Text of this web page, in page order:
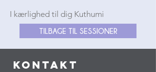
I kærlighed til dig Kuthumi
TILBAGE TIL SESSIONER
KONTAKT